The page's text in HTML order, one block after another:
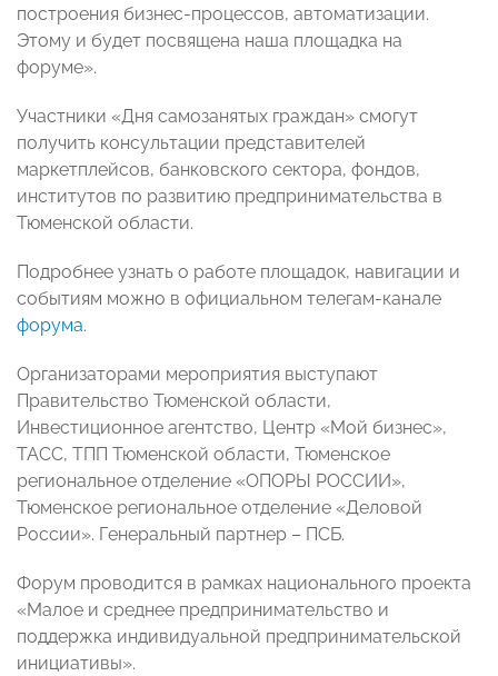
построения бизнес-процессов, автоматизации.
Этому и будет посвящена наша площадка на
форуме».
Участники «Дня самозанятых граждан» смогут
получить консультации представителей
маркетплейсов, банковского сектора, фондов,
институтов по развитию предпринимательства в
Тюменской области.
Подробнее узнать о работе площадок, навигации и
событиям можно в официальном телегам-канале
форума.
Организаторами мероприятия выступают
Правительство Тюменской области,
Инвестиционное агентство, Центр «Мой бизнес»,
ТАСС, ТПП Тюменской области, Тюменское
региональное отделение «ОПОРЫ РОССИИ»,
Тюменское региональное отделение «Деловой
России». Генеральный партнер – ПСБ.
Форум проводится в рамках национального проекта
«Малое и среднее предпринимательство и
поддержка индивидуальной предпринимательской
инициативы».